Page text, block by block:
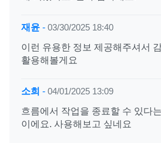
재윤 - 03/30/2025 18:40
이런 유용한 정보 제공해주셔서
활용해볼게요
소희 - 04/01/2025 13:09
흐름에서 작업을 종료할 수 있다
이에요. 사용해보고 싶네요